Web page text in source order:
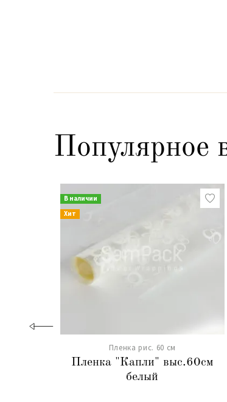
Популярное
В наличии
Хит
Пленка рис. 60 см
Пленка "Капли" выс.60см
белый